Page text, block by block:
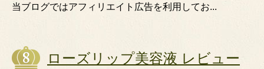
当ブログではアフィリエイト広告を利用してお...
ローズリップ美容液 レビュー